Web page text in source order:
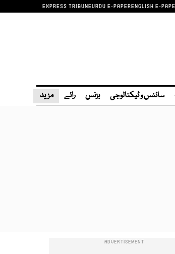
EXPRESS TRIBUNEURDU E-PAPERENGLISH E-
سائنس و ٹیکنالوجی بزنس رائے مزید